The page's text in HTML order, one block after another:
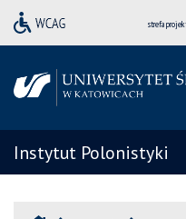
strefa
Instytut Polonistyki